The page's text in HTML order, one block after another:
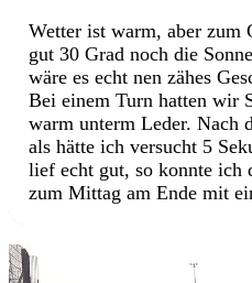
Wetter ist warm, aber zum
gut 30 Grad noch die
wäre es echt nen zähes
Bei einem Turn hatten wir
warm unterm Leder. Nach
als hätte ich versucht 5
lief echt gut, so konnte ich
zum Mittag am Ende mit